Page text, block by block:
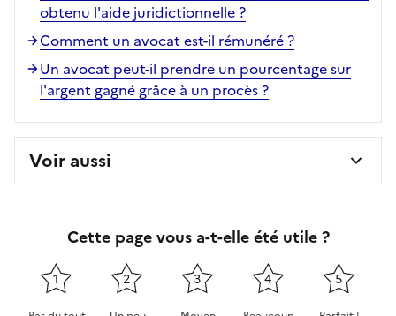
obtenu l'aide juridictionnelle ?
Comment un avocat est-il rémunéré ?
Un avocat peut-il prendre un pourcentage sur
l'argent gagné grâce à un procès ?
Voir aussi
Cette page vous a-t-elle été utile ?
1 2 3 4 5